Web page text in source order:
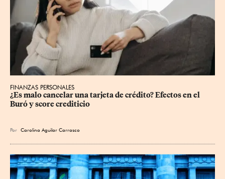
FINANZAS PERSONALES
¿Es malo cancelar una tarjeta de crédito? Efectos en el
Buró y score crediticio
Por Carolina Aguilar Carrasco